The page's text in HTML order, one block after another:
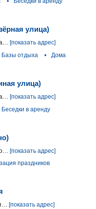
улица)
[показать адрес]
Базы отдыха •
Дома
улица)
[показать адрес]
Беседки в аренду
[показать адрес]
праздников
[показать адрес]